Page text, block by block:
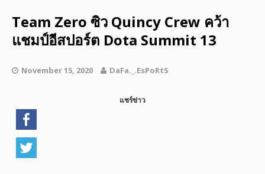
Team Zero ซิว Quincy Crew คว้า
แชมป์อีสปอร์ต Dota Summit 13
November 15, 2020 DaFa._.EsPoRtS
แชร์ข่าว